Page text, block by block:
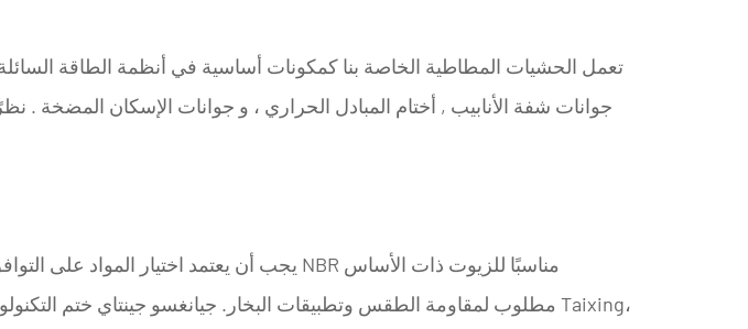
تعمل الحشيات المطاطية الخاصة بنا كمكونات أساسية في أنظمة الطاقة
جوانات شفة الأنابيب , أختام المبادل الحراري ، و جوانات الإسكان المضخة .
يجب أن يعتمد اختيار المواد على
الهيدروكربوني، في حين أن EPDM مطلوب لمقاومة الطقس وتطبيقات البخار. جيانغسو جينتاي ختم